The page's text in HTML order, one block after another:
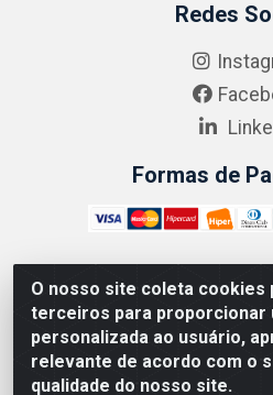
O nosso site coleta cookies
terceiros para proporcionar
personalizada ao usuário,
relevante de acordo com o
qualidade do nosso site.
Redes
Formas de
ABRASEG COMÉRCIO
10.894.768/0001-00 -
Penha Circular - Rio de